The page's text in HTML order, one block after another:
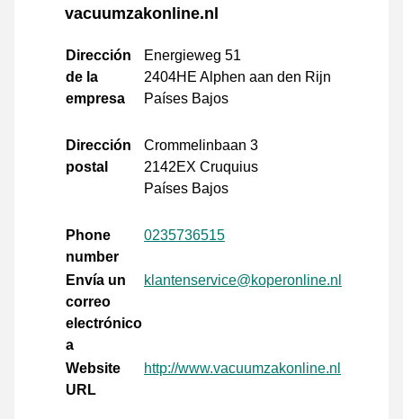
vacuumzakonline.nl
Dirección
de la
empresa
Energieweg 51
2404HE Alphen aan den Rijn
Países Bajos
Dirección
postal
Crommelinbaan 3
2142EX Cruquius
Países Bajos
Phone
number
0235736515
Envía un
correo
electrónico
a
klantenservice@koperonline.nl
Website
URL
http://www.vacuumzakonline.nl